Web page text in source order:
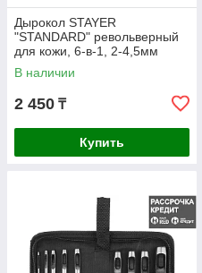
Дырокол STAYER
"STANDARD" револьверный
для кожи, 6-в-1, 2-4,5мм
(22940_z01)
В наличии
2 450 ₸
Купить